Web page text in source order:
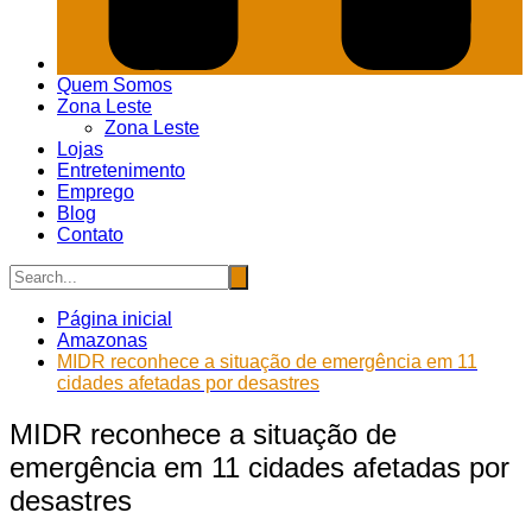
Quem Somos
Zona Leste
Zona Leste
Lojas
Entretenimento
Emprego
Blog
Contato
Página inicial
Amazonas
MIDR reconhece a situação de emergência em 11
cidades afetadas por desastres
MIDR reconhece a situação de
emergência em 11 cidades afetadas por
desastres